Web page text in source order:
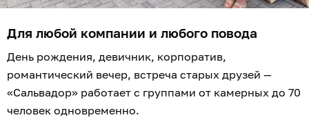
Для любой компании и любого повода
День рождения, девичник, корпоратив,
романтический вечер, встреча старых друзей —
«Сальвадор» работает с группами от камерных до 70
человек одновременно.